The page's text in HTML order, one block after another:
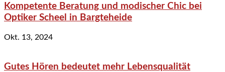
Kompetente Beratung und modischer Chic bei
Optiker Scheel in Bargteheide
Okt. 13, 2024
Gutes Hören bedeutet mehr Lebensqualität